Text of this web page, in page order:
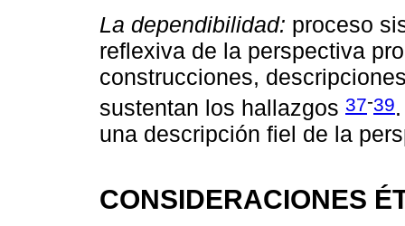
La dependibilidad: proceso
reflexiva de la perspectiva
construcciones,
sustentan los hallazgos 37-39
una descripción fiel de la
CONSIDERACIONES